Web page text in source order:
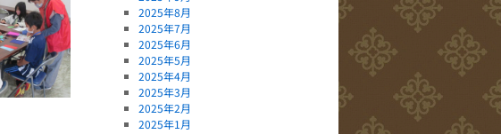
2025年8月
2025年7月
2025年6月
2025年5月
2025年4月
2025年3月
2025年2月
2025年1月